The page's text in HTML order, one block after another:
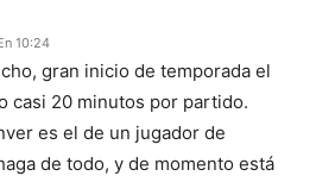
10:24
gran inicio de temporada el
casi 20 minutos por partido.
es el de un jugador de
de todo, y de momento está